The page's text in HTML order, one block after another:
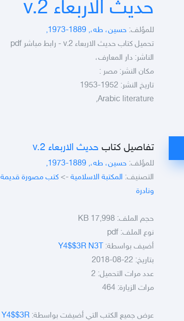
حديث الاربعاء v.2
للمؤلف: حسين، طه،, 1889-1973,
تحميل كتاب حديث الاربعاء v.2 - رابط مباشر pdf
الناشر: دار المعارف،
مكان النشر: مصر :
تاريخ النشر: 1952-1953
Arabic literature,
تفاصيل كتاب حديث الاربعاء v.2
للمؤلف: حسين، طه،, 1889-1973,
التصنيف: المكتبة الاسلامية -> كتب مصورة قديمة
ونادرة
حجم الملف: 17,998 KB
نوع الملف: pdf
أضيف بواسطة: Y4$$3R N3T
بتاريخ: 22-08-2018
عدد مرات التحميل: 2
مرات الزيارة: 464
عرض جميع الكتب التي أضيفت بواسطة: Y4$$3R